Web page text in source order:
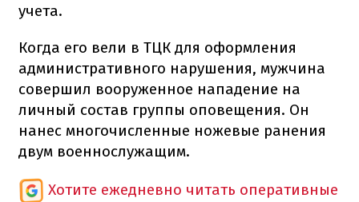
учета.
Когда его вели в ТЦК для оформления
административного нарушения, мужчина
совершил вооруженное нападение на
личный состав группы оповещения. Он
нанес многочисленные ножевые ранения
двум военнослужащим.
Хотите ежедневно читать оперативные